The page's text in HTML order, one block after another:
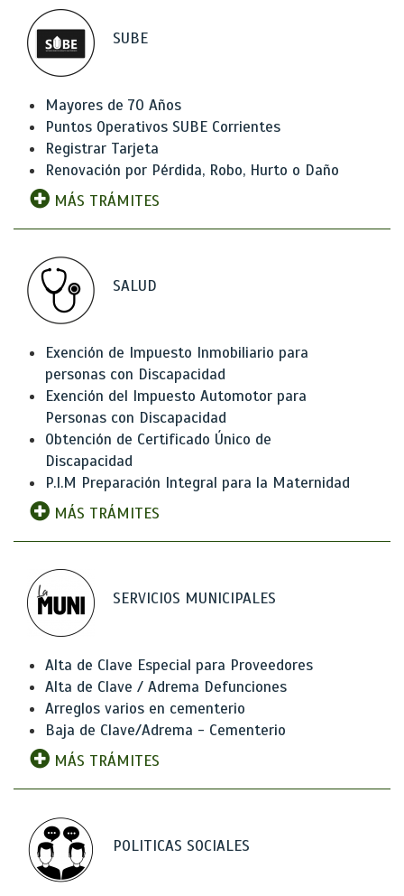
SUBE
Mayores de 70 Años
Puntos Operativos SUBE Corrientes
Registrar Tarjeta
Renovación por Pérdida, Robo, Hurto o Daño
MÁS TRÁMITES
SALUD
Exención de Impuesto Inmobiliario para
personas con Discapacidad
Exención del Impuesto Automotor para
Personas con Discapacidad
Obtención de Certificado Único de
Discapacidad
P.I.M Preparación Integral para la Maternidad
MÁS TRÁMITES
SERVICIOS MUNICIPALES
Alta de Clave Especial para Proveedores
Alta de Clave / Adrema Defunciones
Arreglos varios en cementerio
Baja de Clave/Adrema - Cementerio
MÁS TRÁMITES
POLITICAS SOCIALES